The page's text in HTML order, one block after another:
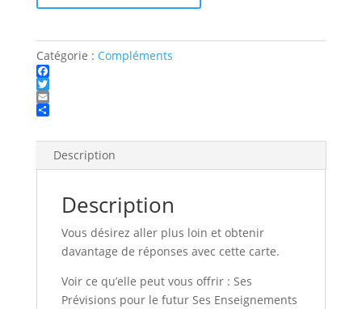
Catégorie : Compléments
F
a
c
k
T
w
r
E
a
Description
Description
Vous désirez aller plus loin et obtenir
davantage de réponses avec cette carte.
Voir ce qu’elle peut vous offrir : Ses
Prévisions pour le futur Ses Enseignements